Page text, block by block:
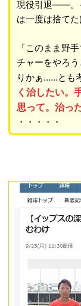
現役引退――。
は一度は捨てた
「このまま野
チャーをやろ
りかぁ……とも
く治したい。
思って。治っ
・・・・・